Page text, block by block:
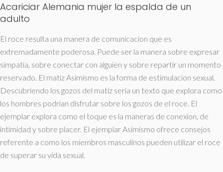
Acariciar Alemania mujer la espalda de un
adulto
El roce resulta una manera de comunicacion que es
extremadamente poderosa. Puede ser la manera sobre expresar
simpatia, sobre conectar con alguien y sobre repartir un momento
reservado. El matiz Asimismo es la forma de estimulacion sexual.
Descubriendo los gozos del matiz seri­a un texto que explora como
los hombres podri­an disfrutar sobre los gozos de el roce. El
ejemplar explora como el toque es la maneras de conexion, de
intimidad y sobre placer. El ejemplar Asimismo ofrece consejos
referente a como los miembros masculinos pueden utilizar el roce
de superar su vida sexual.